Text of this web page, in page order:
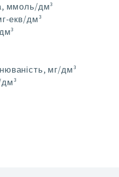
ммоль/дм³
екв/дм³
мг/дм³